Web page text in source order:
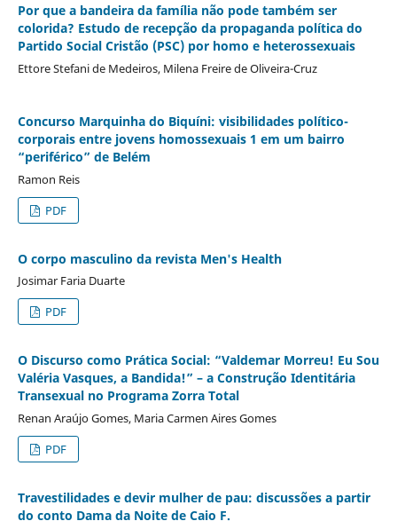
Por que a bandeira da família não pode também ser
colorida? Estudo de recepção da propaganda política do
Partido Social Cristão (PSC) por homo e heterossexuais
Ettore Stefani de Medeiros, Milena Freire de Oliveira-Cruz
Concurso Marquinha do Biquíni: visibilidades político-
corporais entre jovens homossexuais 1 em um bairro
“periférico” de Belém
Ramon Reis
PDF
O corpo masculino da revista Men's Health
Josimar Faria Duarte
PDF
O Discurso como Prática Social: “Valdemar Morreu! Eu Sou
Valéria Vasques, a Bandida!” – a Construção Identitária
Transexual no Programa Zorra Total
Renan Araújo Gomes, Maria Carmen Aires Gomes
PDF
Travestilidades e devir mulher de pau: discussões a partir
do conto Dama da Noite de Caio F.